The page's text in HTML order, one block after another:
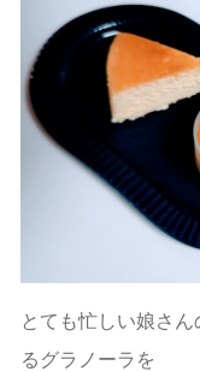
とても忙しい娘さ
るグラノーラを